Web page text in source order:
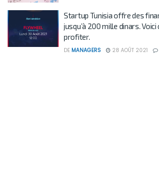
Startup Tunisia offre des
jusqu’à 200 mille dinars.
profiter.
DE MANAGERS 28 AOÛT 2021